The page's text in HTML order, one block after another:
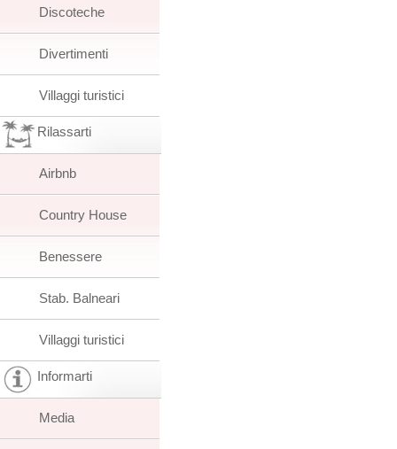
Discoteche
Divertimenti
Villaggi turistici
Rilassarti
Airbnb
Country House
Benessere
Stab. Balneari
Villaggi turistici
Informarti
Media